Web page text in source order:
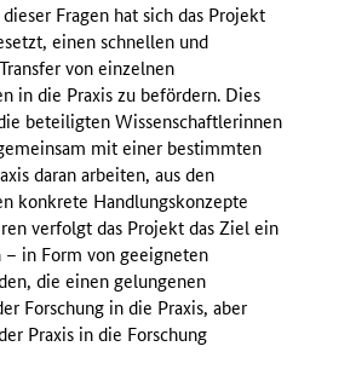
Fragen hat sich das Projekt
einen schnellen und
von einzelnen
in die Praxis zu befördern. Dies
beteiligten Wissenschaftlerinnen
mit einer bestimmten
daran arbeiten, aus den
konkrete Handlungskonzepte
verfolgt das Projekt das Ziel ein
in Form von geeigneten
die einen gelungenen
Forschung in die Praxis, aber
Praxis in die Forschung